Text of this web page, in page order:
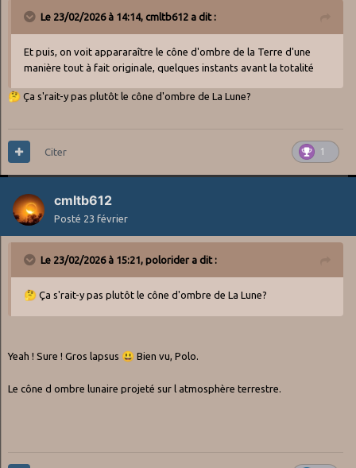
Le 23/02/2026 à 14:14, cmltb612 a dit :
Et puis, on voit appararaître le cône d'ombre de la Terre d'une
manière tout à fait originale, quelques instants avant la totalité
🤔 Ça s'rait-y pas plutôt le cône d'ombre de La Lune?
1
Citer
cmltb612
Posté 23 février
Le 23/02/2026 à 15:21, polorider a dit :
🤔 Ça s'rait-y pas plutôt le cône d'ombre de La Lune?
Yeah ! Sure ! Gros lapsus 😃 Bien vu, Polo.
Le cône d ombre lunaire projeté sur l atmosphère terrestre.